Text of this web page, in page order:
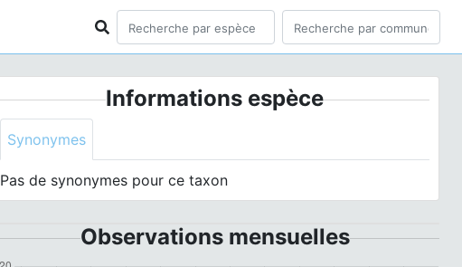
Informations espèce
Synonymes
Pas de synonymes pour ce taxon
Observations mensuelles